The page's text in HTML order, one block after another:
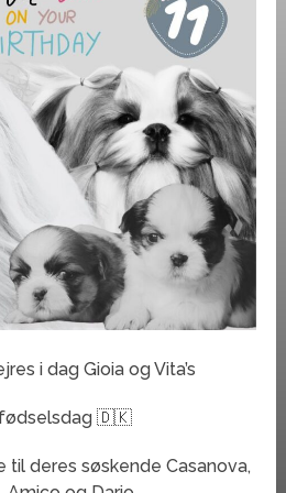
i dag Gioia og Vita’s
fødselsdag 🇩🇰
til deres søskende Casanova,